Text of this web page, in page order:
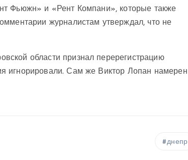
Фьюжн» и «Рент Компани», которые также
журналистам утверждал, что не
области признал перерегистрацию
игнорировали. Сам же Виктор Лопан намерен
днепр